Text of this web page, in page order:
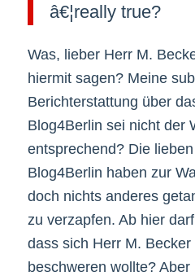
â€¦really true?
Was, lieber Herr M.
hiermit sagen? Meine
Berichterstattung über
Blog4Berlin sei nicht der
entsprechend? Die
Blog4Berlin haben zur
doch nichts anderes
zu verzapfen. Ab hier
dass sich Herr M.
beschweren wollte?